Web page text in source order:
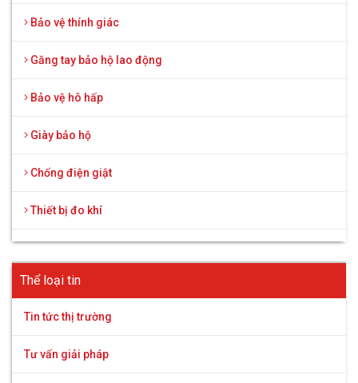
Bảo vệ thính giác
Găng tay bảo hộ lao động
Bảo vệ hô hấp
Giày bảo hộ
Chống điện giật
Thiết bị đo khí
Thể loại tin
Tin tức thị trường
Tư vấn giải pháp